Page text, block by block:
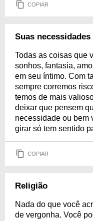
COPIAR
Suas necessidades
Todas as coisas que
sonhos, fantasia,
em seu íntimo. Com
sempre corremos
temos de mais
deixar que pensem
necessidade ou bem
girar só tem sentido
COPIAR
Religião
Nada do que você
de vergonha. Você